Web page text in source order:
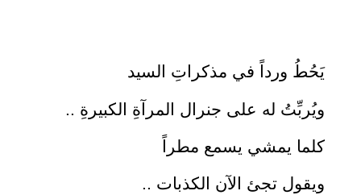
يَحُطُ ورداً في مذكراتِ السيد
ويُربِّتُ له على جنرال المرآةِ الكبيرةِ ..
كلما يمشي يسمع مطراً
ويقول تجئ الآن الكذبات ..